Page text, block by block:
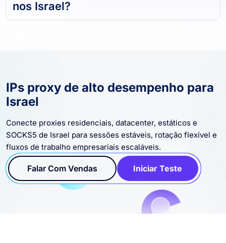
nos Israel?
IPs proxy de alto desempenho para
Israel
Conecte proxies residenciais, datacenter, estáticos e
SOCKS5 de Israel para sessões estáveis, rotação flexível e
fluxos de trabalho empresariais escaláveis.
Falar Com Vendas Iniciar Teste